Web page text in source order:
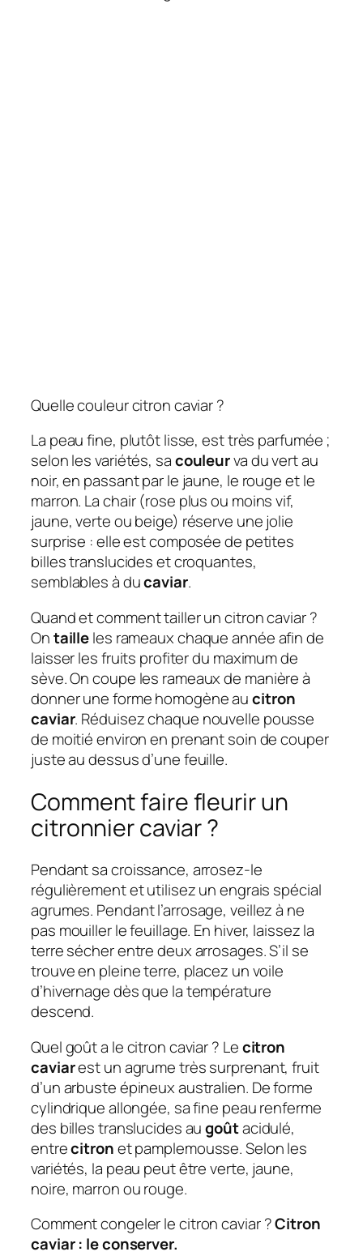
Quelle couleur citron caviar ?
La peau fine, plutôt lisse, est très parfumée ;
selon les variétés, sacouleurva du vert au
noir, en passant par le jaune, le rouge et le
marron. La chair (rose plus ou moins vif,
jaune, verte ou beige) réserve une jolie
surprise : elle est composée de petites
billes translucides et croquantes,
semblables à ducaviar.
Quand et comment tailler un citron caviar ?
Ontailleles rameaux chaque année afin de
laisser les fruits profiter du maximum de
sève. On coupe les rameaux de manière à
donner une forme homogène aucitron
caviar. Réduisez chaque nouvelle pousse
de moitié environ en prenant soin de couper
juste au dessus d’une feuille.
Comment faire fleurir un
citronnier caviar ?
Pendant sa croissance, arrosez-le
régulièrement et utilisez un engrais spécial
agrumes. Pendant l’arrosage, veillez à ne
pas mouiller le feuillage. En hiver, laissez la
terre sécher entre deux arrosages. S’il se
trouve en pleine terre, placez un voile
d’hivernage dès que la température
descend.
Quel goût a le citron caviar ? Lecitron
caviarest un agrume très surprenant, fruit
d’un arbuste épineux australien. De forme
cylindrique allongée, sa fine peau renferme
des billes translucides augoûtacidulé,
entrecitronet pamplemousse. Selon les
variétés, la peau peut être verte, jaune,
noire, marron ou rouge.
Comment congeler le citron caviar ?Citron
caviar: le conserver.